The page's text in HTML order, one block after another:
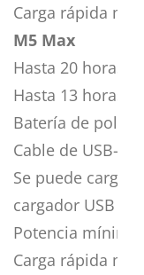
Carga rápida
M5 Max
Hasta 20 horas
Hasta 13 horas
Batería de
Cable de USB-C
Se puede cargar
cargador USB PD
Potencia
Carga rápida